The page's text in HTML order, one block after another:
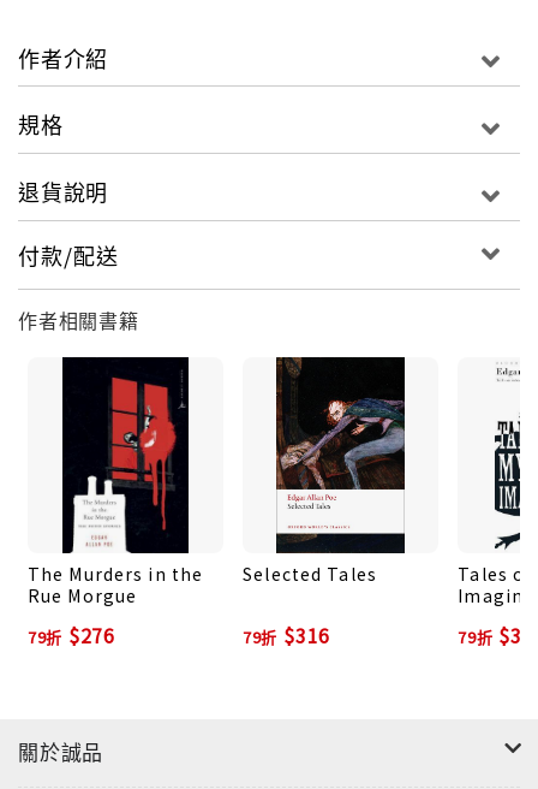
作者介紹
規格
退貨說明
付款/配送
作者相關書籍
The Murders in the
Rue Morgue
79折 $276
Selected Tales
79折 $316
Tales of
79折
關於誠品